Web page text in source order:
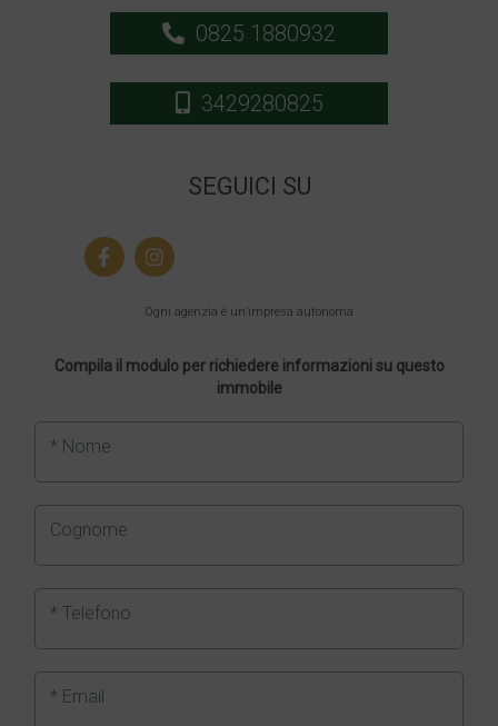
0825 1880932
3429280825
SEGUICI SU
Ogni agenzia è un’impresa autonoma
Compila il modulo per richiedere informazioni su questo
immobile
* Nome
Cognome
* Telefono
* Email